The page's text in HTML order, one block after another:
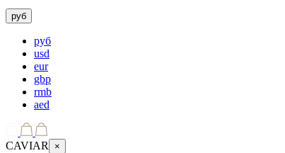
руб
руб
usd
eur
gbp
rmb
aed
CAVIAR ×